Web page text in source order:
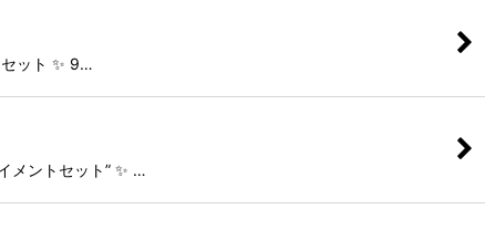
ット ✨ 9…
メントセット” ✨ …